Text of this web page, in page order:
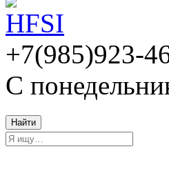
+7(985)923-
С
Найти